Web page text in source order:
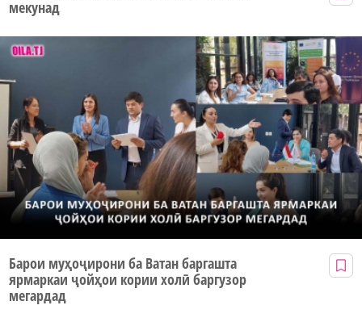
мекунад
Барои муҳоҷирони ба Ватан баргашта
ярмаркаи ҷойҳои кории холӣ баргузор
мегардад